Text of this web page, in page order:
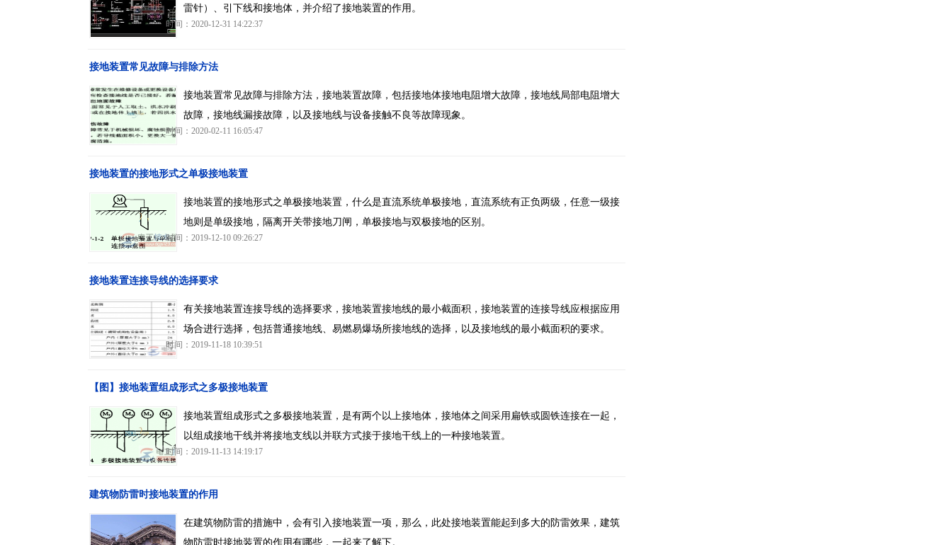
雷针）、引下线和接地体，并介绍了接地装置的作用。
时间：2020-12-31 14:22:37
接地装置常见故障与排除方法
接地装置常见故障与排除方法，接地装置故障，包括接地体接地电阻增大故障，接地线局部电阻增大
故障，接地线漏接故障，以及接地线与设备接触不良等故障现象。
时间：2020-02-11 16:05:47
接地装置的接地形式之单极接地装置
接地装置的接地形式之单极接地装置，什么是直流系统单极接地，直流系统有正负两级，任意一级接
地则是单级接地，隔离开关带接地刀闸，单极接地与双极接地的区别。
时间：2019-12-10 09:26:27
接地装置连接导线的选择要求
有关接地装置连接导线的选择要求，接地装置接地线的最小截面积，接地装置的连接导线应根据应用
场合进行选择，包括普通接地线、易燃易爆场所接地线的选择，以及接地线的最小截面积的要求。
时间：2019-11-18 10:39:51
【图】接地装置组成形式之多极接地装置
接地装置组成形式之多极接地装置，是有两个以上接地体，接地体之间采用扁铁或圆铁连接在一起，
以组成接地干线并将接地支线以并联方式接于接地干线上的一种接地装置。
时间：2019-11-13 14:19:17
建筑物防雷时接地装置的作用
在建筑物防雷的措施中，会有引入接地装置一项，那么，此处接地装置能起到多大的防雷效果，建筑
物防雷时接地装置的作用有哪些，一起来了解下。